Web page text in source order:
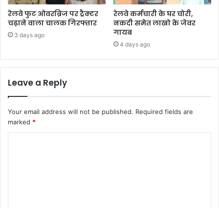
रेलवे फुट ओवरब्रिज पर ट्रैक्टर
चढ़ाने वाला चालक गिरफ्तार
3 days ago
रेलवे कर्मचारी के घर चोरी,
नकदी समेत लाखो के जेवर
गायब
4 days ago
Leave a Reply
Your email address will not be published. Required fields are
marked *